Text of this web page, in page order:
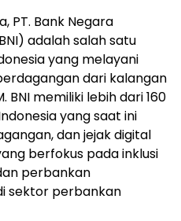
PT. Bank Negara
adalah salah satu
yang melayani
dari kalangan
BNI memiliki lebih dari 160
yang saat ini
dan jejak digital
berfokus pada inklusi
perbankan
sektor perbankan